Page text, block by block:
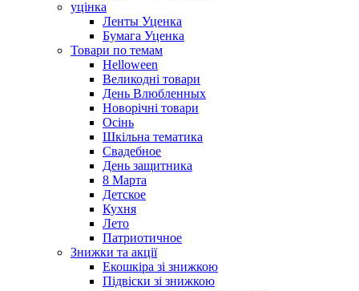
уцінка
Ленты Уценка
Бумага Уценка
Товари по темам
Helloween
Великодні товари
День Влюбленных
Новорічні товари
Осінь
Шкільна тематика
Свадебное
День защитника
8 Марта
Детское
Кухня
Лето
Патриотичное
Знижки та акції
Екошкіра зі знижкою
Підвіски зі знижкою